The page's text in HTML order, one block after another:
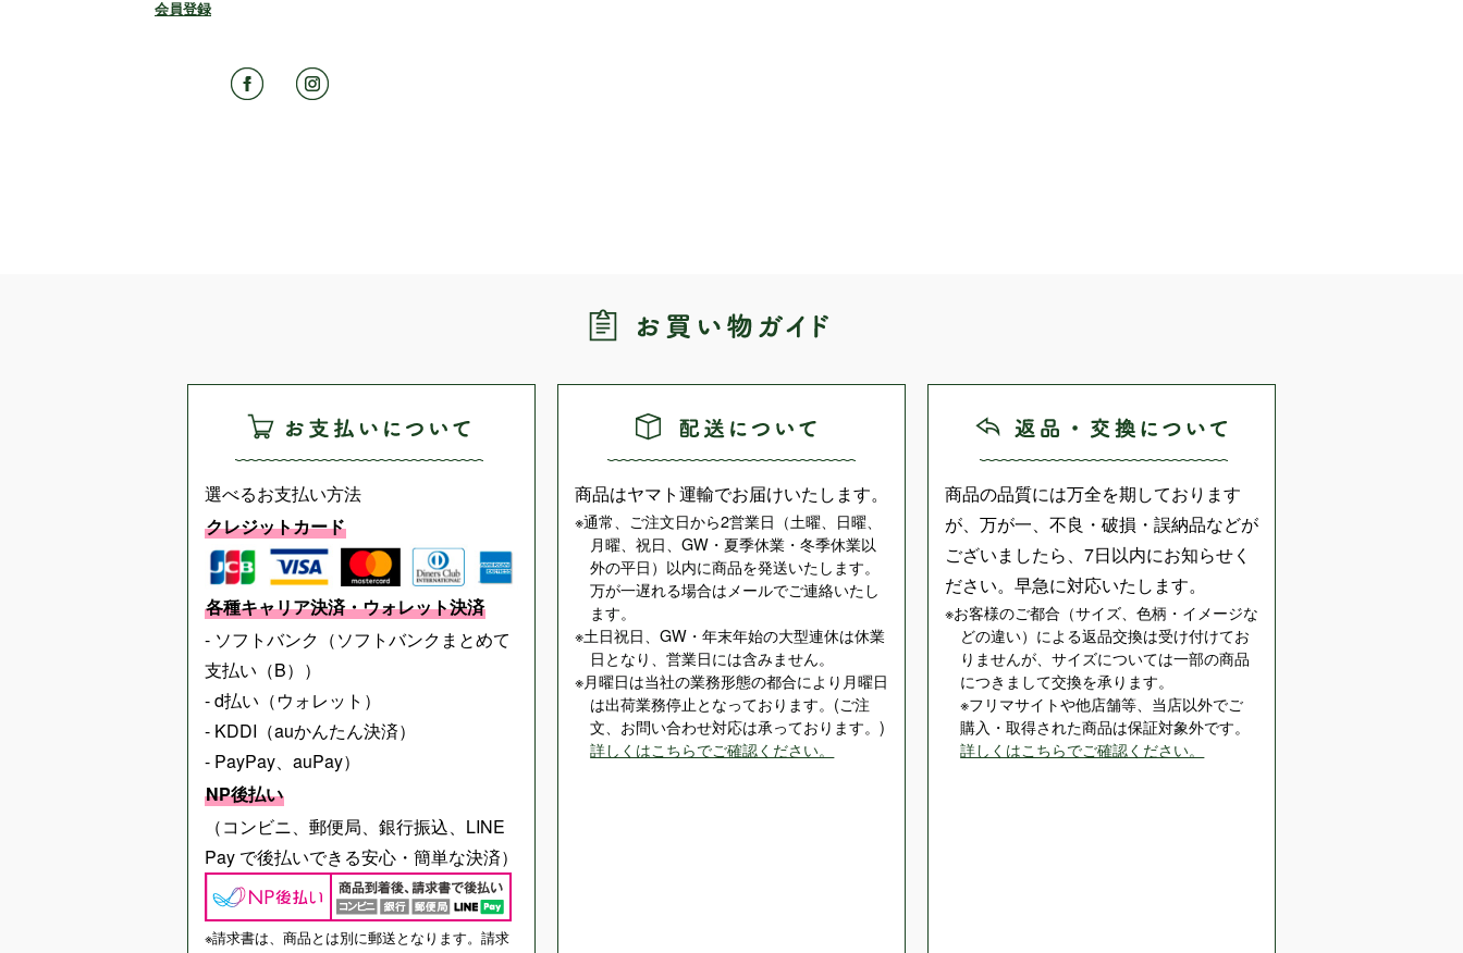
会員登録
選べるお支払い方法
クレジットカード
各種キャリア決済・ウォレット決済
- ソフトバンク（ソフトバンクまとめて
支払い（B））
- d払い（ウォレット）
- KDDI（auかんたん決済）
- PayPay、auPay）
NP後払い
（コンビニ、郵便局、銀行振込、LINE
Pay で後払いできる安心・簡単な決済）
※請求書は、商品とは別に郵送となります。請求
商品はヤマト運輸でお届けいたします。
通常、ご注文日から2営業日（土曜、日曜、
月曜、祝日、GW・夏季休業・冬季休業以
外の平日）以内に商品を発送いたします。
万が一遅れる場合はメールでご連絡いたし
ます。
土日祝日、GW・年末年始の大型連休は休業
日となり、営業日には含みません。
月曜日は当社の業務形態の都合により月曜日
は出荷業務停止となっております。(ご注
文、お問い合わせ対応は承っております。)
詳しくはこちらでご確認ください。
商品の品質には万全を期しております
が、万が一、不良・破損・誤納品などが
ございましたら、7日以内にお知らせく
ださい。早急に対応いたします。
お客様のご都合（サイズ、色柄・イメージな
どの違い）による返品交換は受け付けてお
りませんが、サイズについては一部の商品
につきまして交換を承ります。
※フリマサイトや他店舗等、当店以外でご
購入・取得された商品は保証対象外です。
詳しくはこちらでご確認ください。